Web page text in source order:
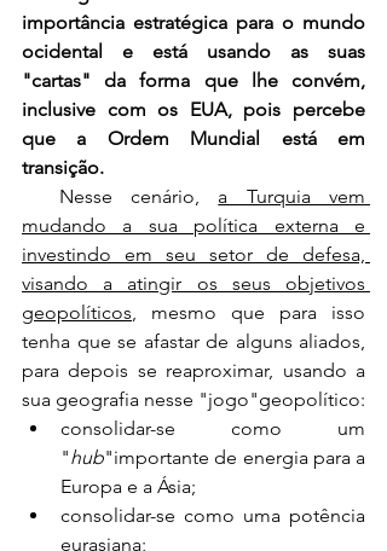
importância estratégica para o mundo
ocidental e está usando as suas
"cartas" da forma que lhe convém,
inclusive com os EUA, pois percebe
que a Ordem Mundial está em
transição.
  Nesse cenário,
a Turquia vem
mudando a sua política externa e
investindo em seu setor de defesa,
visando a atingir os seus objetivos
geopolíticos, mesmo que para isso
tenha que se afastar de alguns aliados,
para depois se reaproximar, usando a
sua geografia nesse "jogo"geopolítico:
consolidar-se como um
"hub"importante de energia para a
Europa e a Ásia;
consolidar-se como uma potência
eurasiana;